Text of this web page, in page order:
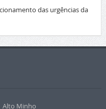
das urgências da
Alto Minho